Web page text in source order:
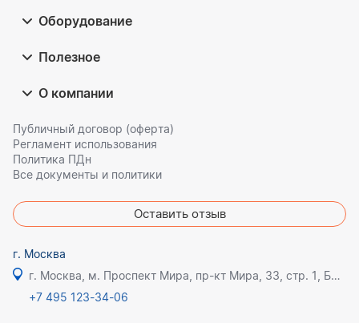
Оборудование
Полезное
О компании
Публичный договор (оферта)
Регламент использования
Политика ПДн
Все документы и политики
Оставить отзыв
г. Москва
г. Москва, м. Проспект Мира, пр-кт Мира, 33, стр. 1, БЦ Олимпик плаза
+7 495 123-34-06